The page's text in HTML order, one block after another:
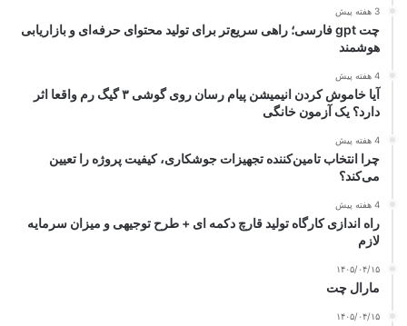
3 هفته پیش
چت gpt فارسی؛ راهی سریع‌تر برای تولید محتوای حرفه‌ای و بازاریابی
هوشمند
4 هفته پیش
آیا خاموش کردن انیمیشن پیام رسان روی گوشی ۳ گیگ رم واقعا اثر
دارد؟ یک آزمون خانگی
4 هفته پیش
چرا انتخاب تامین‌کننده تجهیزات جوشکاری، کیفیت پروژه را تعیین
می‌کند؟
4 هفته پیش
راه اندازی کارگاه تولید قارچ دکمه ای + طرح توجیهی و میزان سرمایه
لازم
۱۴۰۵/۰۴/۱۵
مارال چت
۱۴۰۵/۰۴/۱۵